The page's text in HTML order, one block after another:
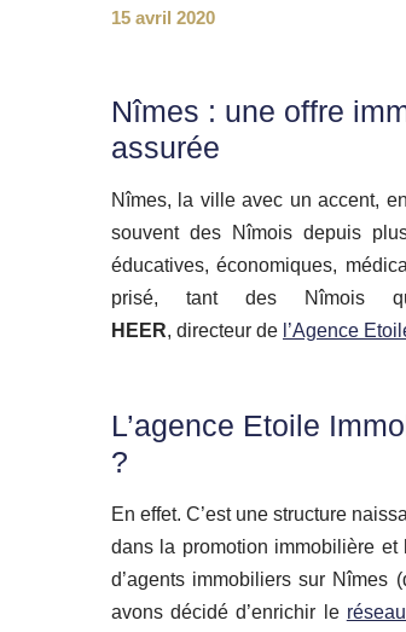
15 avril 2020
Nîmes : une offre
assurée
Nîmes, la ville avec un accent,
souvent des Nîmois depuis
éducatives, économiques,
prisé, tant des Nîmois
HEER, directeur de l’Agence
L’agence Etoile
?
En effet. C’est une structure
dans la promotion immobilière et
d’agents immobiliers sur Nîmes
avons décidé d’enrichir le